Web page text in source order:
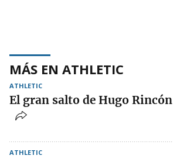
MÁS EN ATHLETIC
ATHLETIC
El gran salto de Hugo Rincón
ATHLETIC